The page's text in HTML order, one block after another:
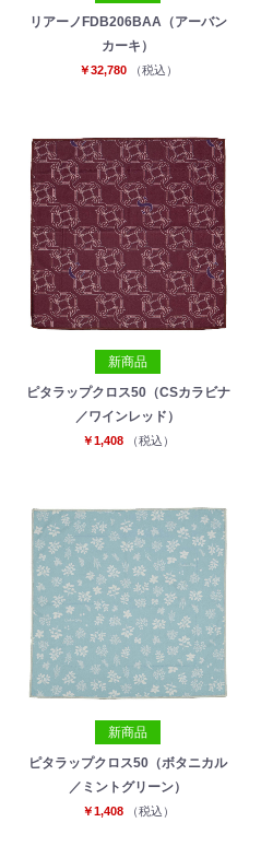
リアーノFDB206BAA（アーバン
カーキ）
￥32,780 （税込）
新商品
ピタラップクロス50（CSカラビナ
／ワインレッド）
￥1,408 （税込）
新商品
ピタラップクロス50（ボタニカル
／ミントグリーン）
￥1,408 （税込）